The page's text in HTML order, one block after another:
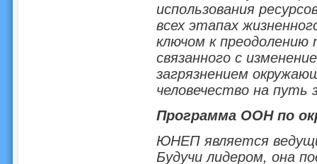
использования
всех этапах
ключом к преодолению
связанного с
загрязнением
человечество на путь
Программа ООН по
ЮНЕП является
Будучи лидером, она